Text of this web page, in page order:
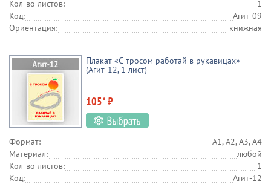
Кол-во листов:
1
Код:
Агит-09
Ориентация:
книжная
Плакат «С тросом работай в рукавицах»
(Агит-12, 1 лист)
105* ₽
Формат:
А1, А2, А3, А4
Материал:
любой
Кол-во листов:
1
Код:
Агит-12